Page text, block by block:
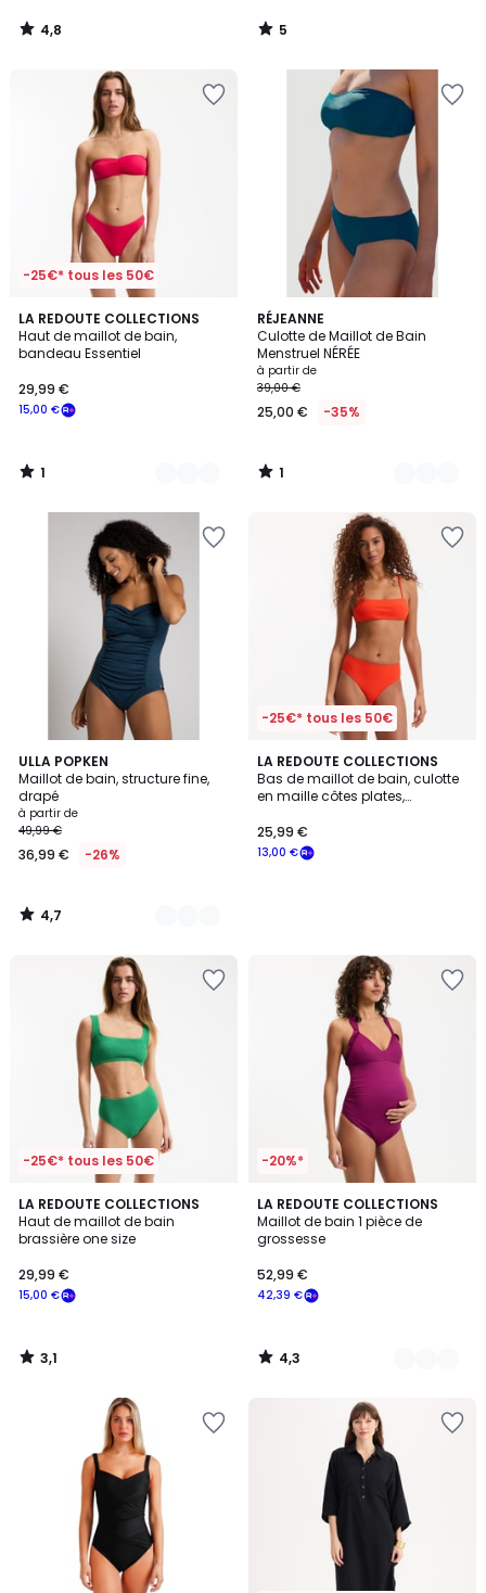
4,8
/
5
/
-25€* tous les 50€
LA REDOUTE COLLECTIONS
Haut de maillot de bain,
bandeau Essentiel
15,00 €
29,99 €
1
/
5
2
Couleurs
1
/
RÉJEANNE
Culotte de Maillot de Bain
Menstruel NÉRÉE
à partir de
39,00 €
25,00 € -35%
1
/
5
2
Couleurs
1
/
ULLA POPKEN
Maillot de bain, structure fine,
drapé
à partir de
49,99 €
36,99 € -26%
4,7
/ 5
3
Couleurs
4,7
/
-25€* tous les 50€
LA REDOUTE COLLECTIONS
Bas de maillot de bain, culotte
en maille côtes plates,
13,00 €
25,99 €
-25€* tous les 50€
LA REDOUTE COLLECTIONS
Haut de maillot de bain
brassière one size
15,00 €
29,99 €
3,1
/
5
3,1
/
-20%*
LA REDOUTE COLLECTIONS
Maillot de bain 1 pièce de
grossesse
42,39 €
52,99 €
4,3
/ 5
2
Couleurs
4,3
/